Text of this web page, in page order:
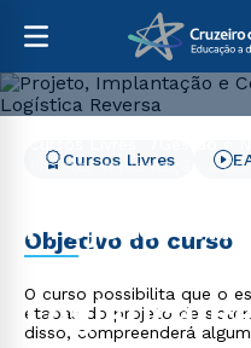
Projeto, Implantação e
Projeto,
Controle do
Logística
Cursos Livres
Objetivo do curso
O curso possibilita que o
etapas do projeto de
disso, compreenderá